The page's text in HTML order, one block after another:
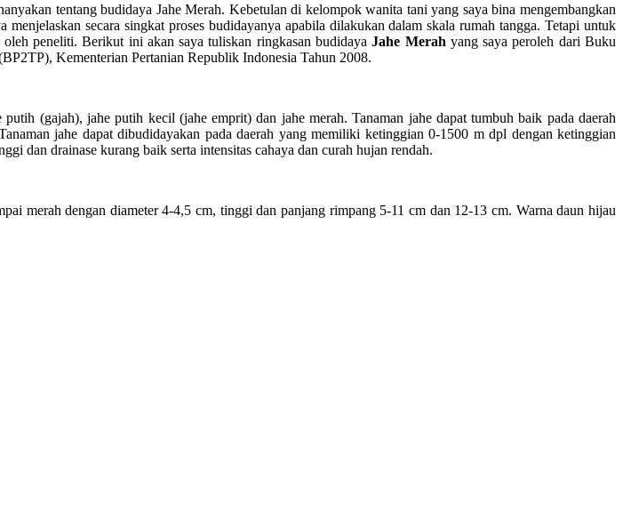
tentang budidaya Jahe Merah. Kebetulan di kelompok wanita tani yang saya bina mengembangkan
secara singkat proses budidayanya apabila dilakukan dalam skala rumah tangga. Tetapi untuk
peneliti. Berikut ini akan saya tuliskan ringkasan budidaya Jahe Merah yang saya peroleh dari Buku
Kementerian Pertanian Republik Indonesia Tahun 2008.
(gajah), jahe putih kecil (jahe emprit) dan jahe merah. Tanaman jahe dapat tumbuh baik pada daerah
jahe dapat dibudidayakan pada daerah yang memiliki ketinggian 0-1500 m dpl dengan ketinggian
dan drainase kurang baik serta intensitas cahaya dan curah hujan rendah.
merah dengan diameter 4-4,5 cm, tinggi dan panjang rimpang 5-11 cm dan 12-13 cm. Warna daun hijau